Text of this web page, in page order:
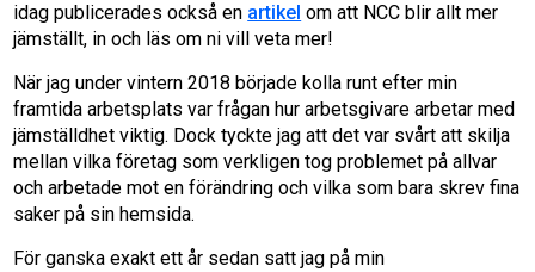
idag publicerades också en artikel om att NCC blir allt mer
jämställt, in och läs om ni vill veta mer!
När jag under vintern 2018 började kolla runt efter min
framtida arbetsplats var frågan hur arbetsgivare arbetar med
jämställdhet viktig. Dock tyckte jag att det var svårt att skilja
mellan vilka företag som verkligen tog problemet på allvar
och arbetade mot en förändring och vilka som bara skrev fina
saker på sin hemsida.
För ganska exakt ett år sedan satt jag på min